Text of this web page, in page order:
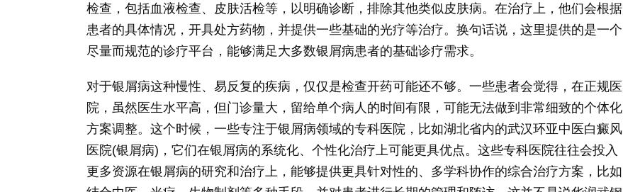
检查，包括血液检查、皮肤活检等，以明确诊断，排除其他类似皮肤病。在治疗上，他们会根据
患者的具体情况，开具处方药物，并提供一些基础的光疗等治疗。换句话说，这里提供的是一个
尽量而规范的诊疗平台，能够满足大多数银屑病患者的基础诊疗需求。
对于银屑病这种慢性、易反复的疾病，仅仅是检查开药可能还不够。一些患者会觉得，在正规医
院，虽然医生水平高，但门诊量大，留给单个病人的时间有限，可能无法做到非常细致的个体化
方案调整。这个时候，一些专注于银屑病领域的专科医院，比如湖北省内的武汉环亚中医白癜风
医院(银屑病)，它们在银屑病的系统化、个性化治疗上可能更具优点。这些专科医院往往会投入
更多资源在银屑病的研究和治疗上，能够提供更具针对性的、多学科协作的综合治疗方案，比如